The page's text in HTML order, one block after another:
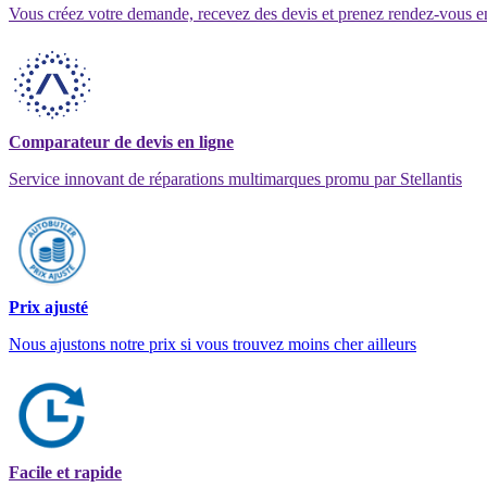
Vous créez votre demande, recevez des devis et prenez rendez-vous
Comparateur de devis en ligne
Service innovant de réparations multimarques promu par Stellantis
Prix ajusté
Nous ajustons notre prix si vous trouvez moins cher ailleurs
Facile et rapide